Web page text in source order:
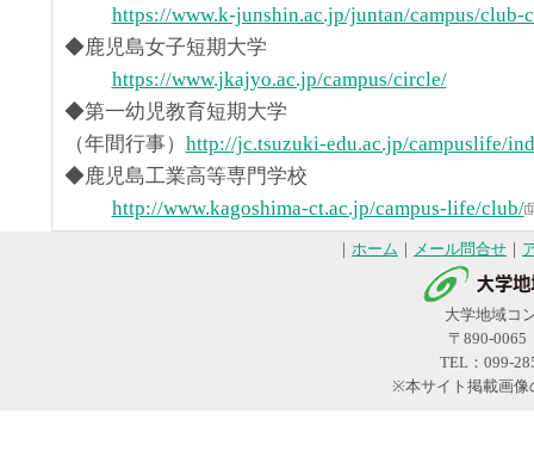
https://www.k-junshin.ac.jp/juntan/campus/club-
◆鹿児島女子短期大学
https://www.jkajyo.ac.jp/campus/circle/
◆第一幼児教育短期大学
（年間行事） http://jc.tsuzuki-edu.ac.jp/campuslife/
◆鹿児島工業高等専門学校
http://www.kagoshima-ct.ac.jp/campus-life/club/
｜ ホーム ｜ メール問合せ ｜
大学地域コ
〒890-
TEL：099-
※本サイト掲載画像